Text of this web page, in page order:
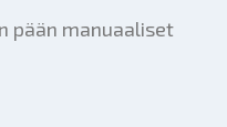
pään manuaaliset